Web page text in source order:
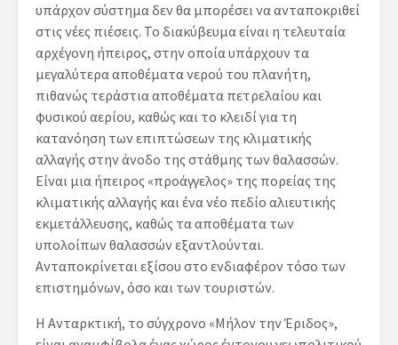
υπάρχον σύστημα δεν θα μπορέσει να ανταποκριθεί
στις νέες πιέσεις. Το διακύβευμα είναι η τελευταία
αρχέγονη ήπειρος, στην οποία υπάρχουν τα
μεγαλύτερα αποθέματα νερού του πλανήτη,
πιθανώς τεράστια αποθέματα πετρελαίου και
φυσικού αερίου, καθώς και το κλειδί για τη
κατανόηση των επιπτώσεων της κλιματικής
αλλαγής στην άνοδο της στάθμης των θαλασσών.
Είναι μια ήπειρος «προάγγελος» της πορείας της
κλιματικής αλλαγής και ένα νέο πεδίο αλιευτικής
εκμετάλλευσης, καθώς τα αποθέματα των
υπολοίπων θαλασσών εξαντλούνται.
Ανταποκρίνεται εξίσου στο ενδιαφέρον τόσο των
επιστημόνων, όσο και των τουριστών.
Η Ανταρκτική, το σύγχρονο «Μήλον την Έριδος»,